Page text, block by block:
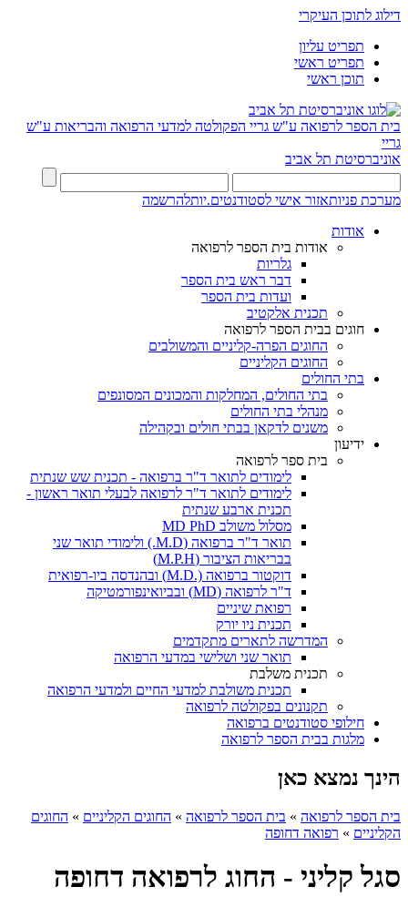
דילוג לתוכן העיקרי
תפריט עליון
תפריט ראשי
תוכן ראשי
בית הספר לרפואה ע"ש גריי הפקולטה למדעי הרפואה והבריאות ע"ש
גריי
אוניברסיטת תל אביב
מערכת פניותאזור אישי לסטודנטים.יותלהרשמה
אודות
אודות בית הספר לרפואה
גלריות
דבר ראש בית הספר
ועדות בית הספר
תכנית אלקטיב
חוגים בבית הספר לרפואה
החוגים הפרה-קליניים והמשולבים
החוגים הקליניים
בתי החולים
בתי החולים, המחלקות והמכונים המסונפים
מנהלי בתי החולים
משנים לדקאן בבתי חולים ובקהילה
ידיעון
בית ספר לרפואה
לימודים לתואר ד"ר ברפואה - תכנית שש שנתית
לימודים לתואר ד"ר לרפואה לבעלי תואר ראשון -
תכנית ארבע שנתית
מסלול משולב MD PhD
תואר ד"ר ברפואה (M.D.) ולימודי תואר שני
בבריאות הציבור (M.P.H)
דוקטור ברפואה (.M.D) ובהנדסה ביו-רפואית
ד"ר לרפואה (MD) ובביואינפורמטיקה
רפואת שיניים
תכנית ניו יורק
המדרשה לתארים מתקדמים
תואר שני ושלישי במדעי הרפואה
תכנית משלבת
תכנית משולבת למדעי החיים ולמדעי הרפואה
תקנונים בפקולטה לרפואה
חילופי סטודנטים ברפואה
מלגות בבית הספר לרפואה
הינך נמצא כאן
בית הספר לרפואה » בית הספר לרפואה » החוגים הקליניים » החוגים
הקליניים » רפואה דחופה
סגל קליני - החוג לרפואה דחופה